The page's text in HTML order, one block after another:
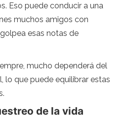
Eso puede conducir a una
muchos amigos con
esas notas de
mucho dependerá del
lo que puede equilibrar estas
de la vida